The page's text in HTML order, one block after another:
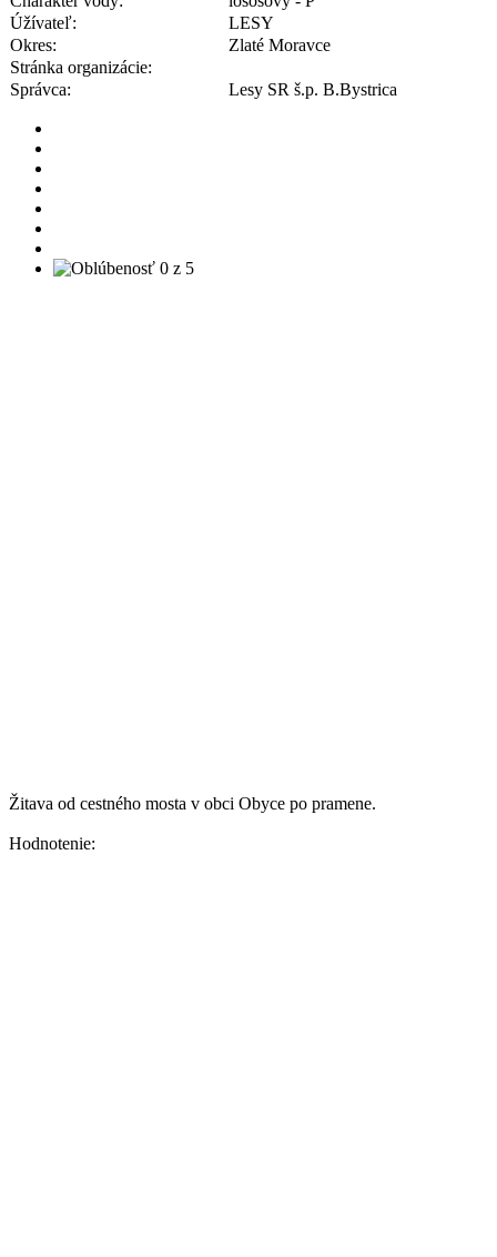
Úžívateľ:
LESY
Okres:
Zlaté Moravce
Stránka organizácie:
Správca:
Lesy SR š.p. B.Bystrica
Žitava od cestného mosta v obci Obyce po pramene.
Hodnotenie: